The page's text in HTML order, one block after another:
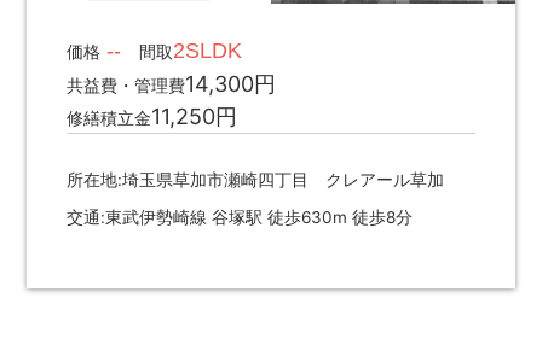
価格-- 間取2SLDK
共益費・管理費14,300円
修繕積立金11,250円
所在地:埼玉県草加市瀬崎四丁目 クレアール草加
交通:東武伊勢崎線 谷塚駅 徒歩630m 徒歩8分